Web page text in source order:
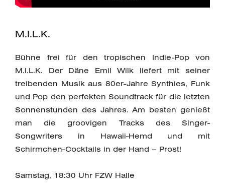
M.I.L.K.
Bühne frei für den tropischen Indie-Pop von
M.I.L.K. Der Däne Emil Wilk liefert mit seiner
treibenden Musik aus 80er-Jahre Synthies, Funk
und Pop den perfekten Soundtrack für die letzten
Sonnenstunden des Jahres. Am besten genießt
man die groovigen Tracks des Singer-
Songwriters in Hawaii-Hemd und mit
Schirmchen-Cocktails in der Hand – Prost!
Samstag, 18:30 Uhr FZW Halle